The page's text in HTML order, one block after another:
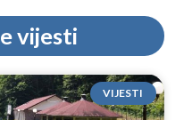
vijesti
VIJESTI